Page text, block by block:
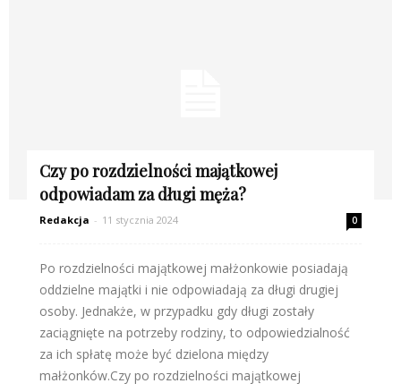
Czy po rozdzielności majątkowej
odpowiadam za długi męża?
Redakcja - 11 stycznia 2024 0
Po rozdzielności majątkowej małżonkowie posiadają
oddzielne majątki i nie odpowiadają za długi drugiej
osoby. Jednakże, w przypadku gdy długi zostały
zaciągnięte na potrzeby rodziny, to odpowiedzialność
za ich spłatę może być dzielona między
małżonków.Czy po rozdzielności majątkowej